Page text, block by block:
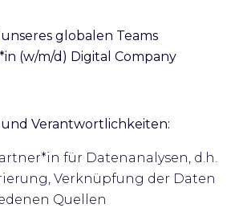
globalen Teams
(w/m/d) Digital Company
Verantwortlichkeiten:
für Datenanalysen, d.h.
Verknüpfung der Daten
Quellen